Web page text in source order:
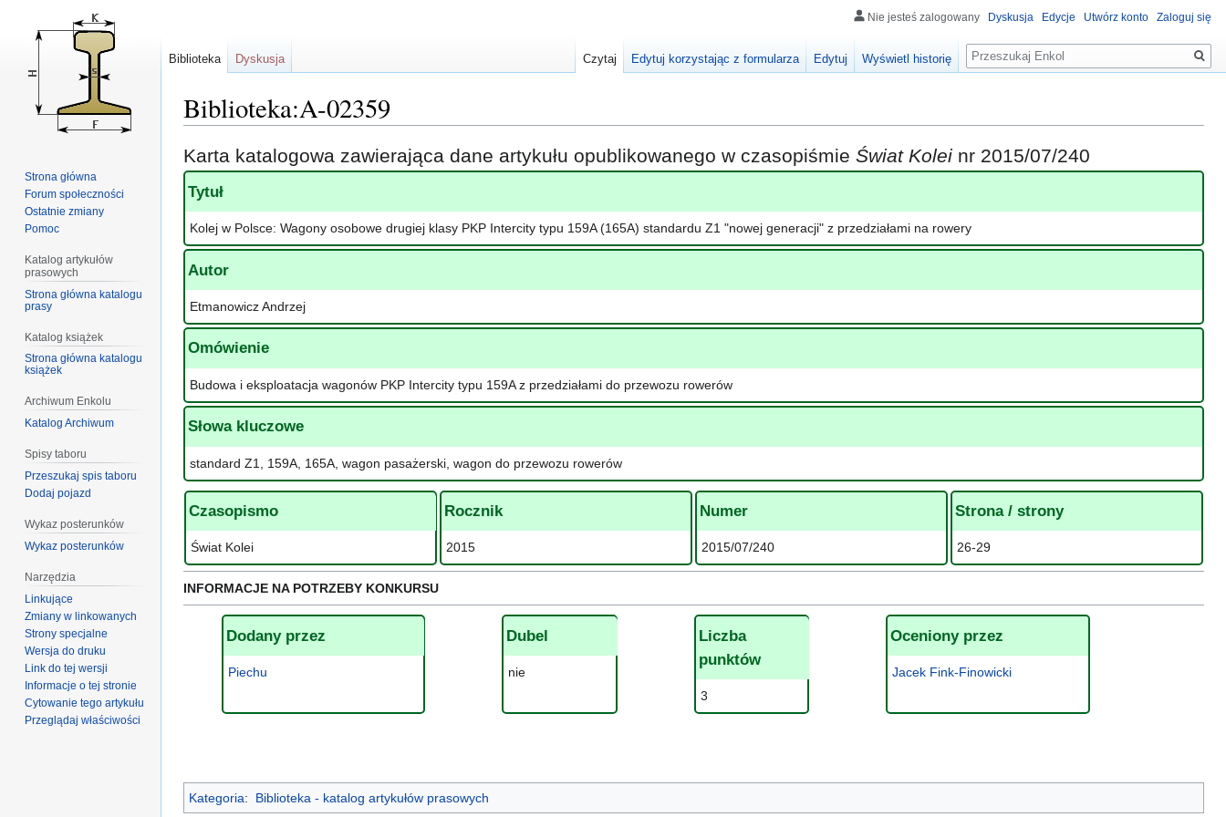
Biblioteka:A-02359
Przejdź
do
nawigacji
Przejdź
do
wyszukiwania
Karta katalogowa zawierająca dane artykułu opublikowanego w czasopiśmie Świat Kolei nr 2015/07/240
Tytuł
Kolej w Polsce: Wagony osobowe drugiej klasy PKP Intercity typu 159A (165A) standardu Z1 "nowej generacji" z przedziałami na rowery
Autor
Etmanowicz Andrzej
Omówienie
Budowa i eksploatacja wagonów PKP Intercity typu 159A z przedziałami do przewozu rowerów
Słowa kluczowe
standard Z1, 159A, 165A, wagon pasażerski, wagon do przewozu rowerów
Czasopismo
Świat Kolei
Rocznik
2015
Numer
2015/07/240
Strona / strony
26-29
INFORMACJE NA POTRZEBY KONKURSU
Dodany przez
Piechu
Dubel
nie
Liczba
punktów
3
Oceniony przez
Jacek Fink-Finowicki
Kategoria: Biblioteka - katalog artykułów prasowych
Nie jesteś zalogowany Dyskusja Edycje Utwórz konto Zaloguj się
Biblioteka Dyskusja Czytaj Edytuj korzystając z formularza Edytuj Wyświetl historię
Szukaj
Strona główna
Forum społeczności
Ostatnie zmiany
Pomoc
Katalog artykułów
prasowych
Strona główna katalogu
prasy
Katalog książek
Strona główna katalogu
książek
Archiwum Enkolu
Katalog Archiwum
Spisy taboru
Przeszukaj spis taboru
Dodaj pojazd
Wykaz posterunków
Wykaz posterunków
Narzędzia
Linkujące
Zmiany w linkowanych
Strony specjalne
Wersja do druku
Link do tej wersji
Informacje o tej stronie
Cytowanie tego artykułu
Przeglądaj właściwości